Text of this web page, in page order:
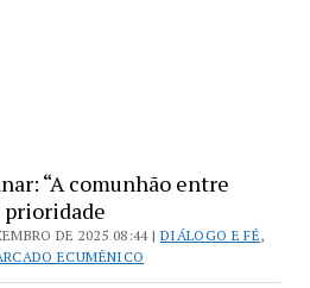
“A comunhão entre
prioridade
DE 2025 08:44 | DIÁLOGO E FÉ,
ECUMÊNICO